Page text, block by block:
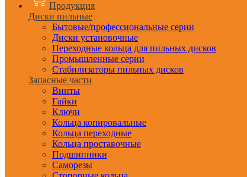
Продукция
Диски пильные
Бытовые/профессиональные серии
Диски установочные
Переходные кольца для пильных дисков
Промышленные серии
Стабилизаторы пильных дисков
Запасные части
Винты
Гайки
Ключи
Кольца копировальные
Кольца переходные
Кольца проставочные
Подшипники
Саморезы